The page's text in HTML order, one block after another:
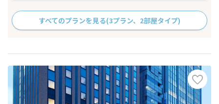
すべてのプランを見る(3プラン、2部屋タイプ)